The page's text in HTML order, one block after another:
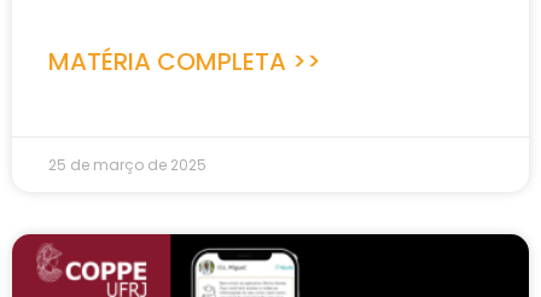
MATÉRIA COMPLETA >>
25 de março de 2025